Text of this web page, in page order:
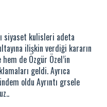
siyaset kulisleri adeta
ilişkin verdiği kararın
de Özgür Özel’in
geldi. Ayrıca
oldu Ayrıntı grsele